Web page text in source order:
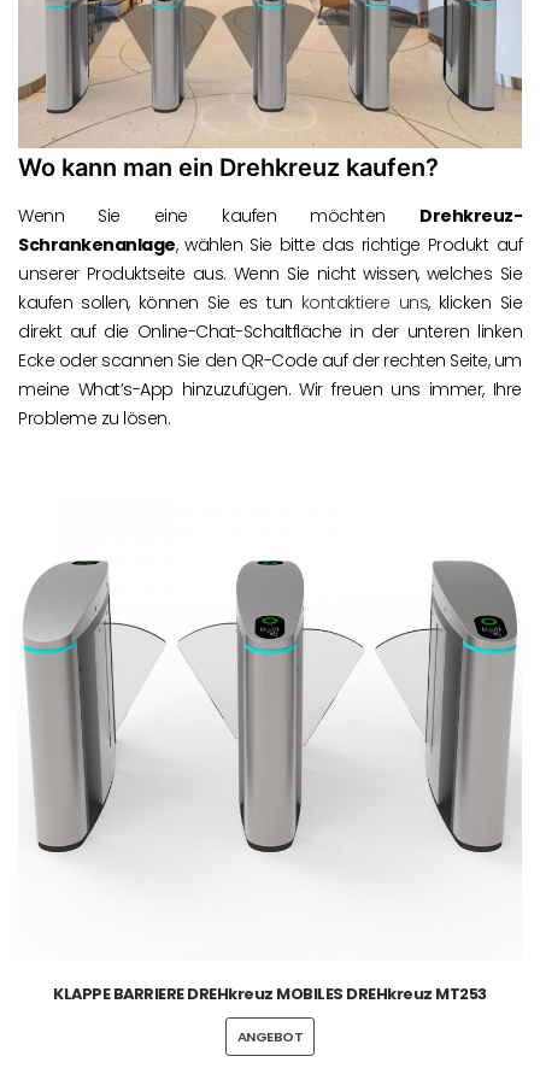
Wo kann man ein Drehkreuz kaufen?
Wenn Sie eine kaufen möchten Drehkreuz-
Schrankenanlage, wählen Sie bitte das richtige Produkt auf
unserer Produktseite aus. Wenn Sie nicht wissen, welches Sie
kaufen sollen, können Sie es tun kontaktiere uns, klicken Sie
direkt auf die Online-Chat-Schaltfläche in der unteren linken
Ecke oder scannen Sie den QR-Code auf der rechten Seite, um
meine What’s-App hinzuzufügen. Wir freuen uns immer, Ihre
Probleme zu lösen.
KLAPPE BARRIERE DREHkreuz MOBILES DREHkreuz MT253
ANGEBOT